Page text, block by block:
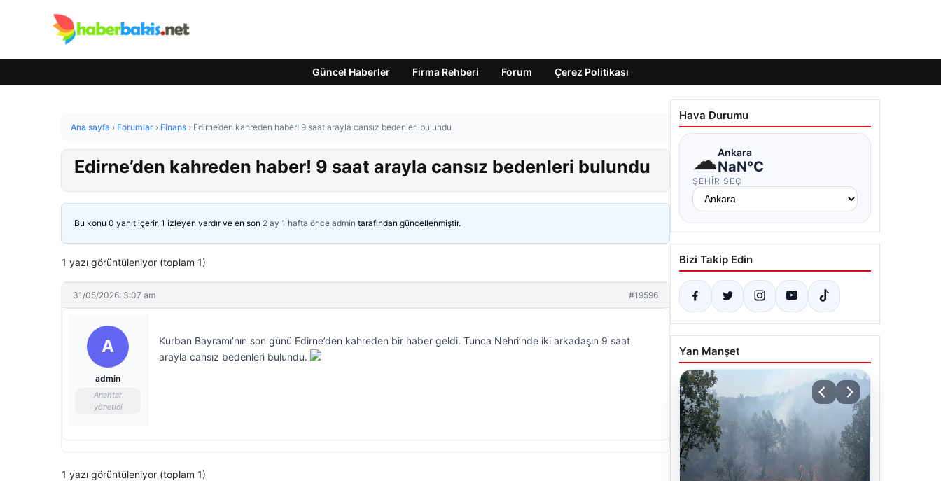
Güncel Haberler Firma Rehberi Forum Çerez Politikası
Ana sayfa › Forumlar › Finans › Edirne’den kahreden haber! 9 saat arayla cansız bedenleri bulundu
Edirne’den kahreden haber! 9 saat arayla cansız bedenleri bulundu
Bu konu 0 yanıt içerir, 1 izleyen vardır ve en son 2 ay 1 hafta önce admin tarafından güncellenmiştir.
1 yazı görüntüleniyor (toplam 1)
31/05/2026: 3:07 am #19596
A
admin
Anahtar
yönetici
Kurban Bayramı’nın son günü Edirne’den kahreden bir haber geldi. Tunca Nehri’nde iki arkadaşın 9 saat
arayla cansız bedenleri bulundu.
1 yazı görüntüleniyor (toplam 1)
Hava Durumu
☁Ankara
NaN°C
ŞEHIR SEÇ
Bizi Takip Edin
Yan Manşet